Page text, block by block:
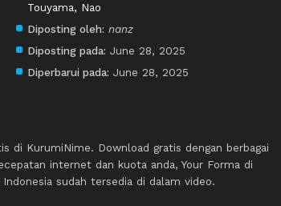
Touyama, Nao
Diposting oleh: nanz
Diposting pada: June 28, 2025
Diperbarui pada: June 28, 2025
di KurumiNime. Download gratis dengan berbagai
internet dan kuota anda, Your Forma di
sudah tersedia di dalam video.